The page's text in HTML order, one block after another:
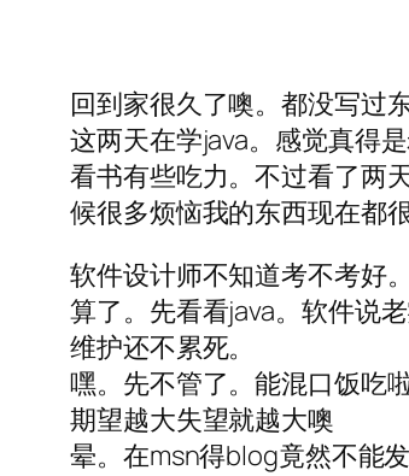
回到家很久了噢。都没写过东
这两天在学java。感觉真得
看书有些吃力。不过看了两
候很多烦恼我的东西现在都
软件设计师不知道考不考好
算了。先看看java。软件说
维护还不累死。
嘿。先不管了。能混口饭吃啦
期望越大失望就越大噢
晕。在msn得blog竟然不能